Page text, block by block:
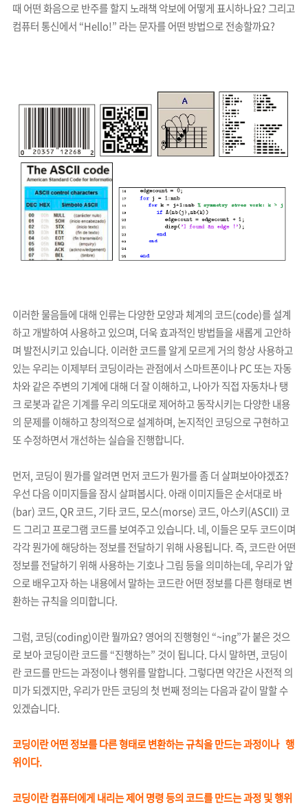
때 어떤 화음으로 반주를 할지 노래책 악보에 어떻게 표시하나요? 그리고
컴퓨터 통신에서 “Hello!” 라는 문자를 어떤 방법으로 전송할까요?
이러한 물음들에 대해 인류는 다양한 모양과 체계의 코드(code)를 설계
하고 개발하여 사용하고 있으며, 더욱 효과적인 방법들을 새롭게 고안하
며 발전시키고 있습니다. 이러한 코드를 알게 모르게 거의 항상 사용하고
있는 우리는 이제부터 코딩이라는 관점에서 스마트폰이나 PC 또는 자동
차와 같은 주변의 기계에 대해 더 잘 이해하고, 나아가 직접 자동차나 탱
크 로봇과 같은 기계를 우리 의도대로 제어하고 동작시키는 다양한 내용
의 문제를 이해하고 창의적으로 설계하며, 논지적인 코딩으로 구현하고
또 수정하면서 개선하는 실습을 진행합니다.
먼저, 코딩이 뭔가를 알려면 먼저 코드가 뭔가를 좀 더 살펴보아야겠죠?
우선 다음 이미지들을 잠시 살펴봅시다. 아래 이미지들은 순서대로 바
(bar) 코드, QR 코드, 기타 코드, 모스(morse) 코드, 아스키(ASCII) 코
드 그리고 프로그램 코드를 보여주고 있습니다. 네, 이들은 모두 코드이며
각각 뭔가에 해당하는 정보를 전달하기 위해 사용됩니다. 즉, 코드란 어떤
정보를 전달하기 위해 사용하는 기호나 그림 등을 의미하는데, 우리가 앞
으로 배우고자 하는 내용에서 말하는 코드란 어떤 정보를 다른 형태로 변
환하는 규칙을 의미합니다.
그럼, 코딩(coding)이란 뭘까요? 영어의 진행형인 “~ing”가 붙은 것으
로 보아 코딩이란 코드를 “진행하는” 것이 됩니다. 다시 말하면, 코딩이
란 코드를 만드는 과정이나 행위를 말합니다. 그렇다면 약간은 사전적 의
미가 되겠지만, 우리가 만든 코딩의 첫 번째 정의는 다음과 같이 말할 수
있겠습니다.
코딩이란 어떤 정보를 다른 형태로 변환하는 규칙을 만드는 과정이나 행
위이다.
코딩이란 컴퓨터에게 내리는 제어 명령 등의 코드를 만드는 과정 및 행위